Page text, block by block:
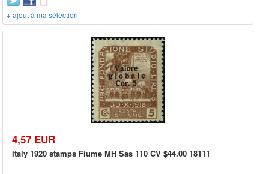
+ ajout à ma sélection
4,57 EUR
Italy 1920 stamps Fiume MH Sas 110 CV $44.00 18111